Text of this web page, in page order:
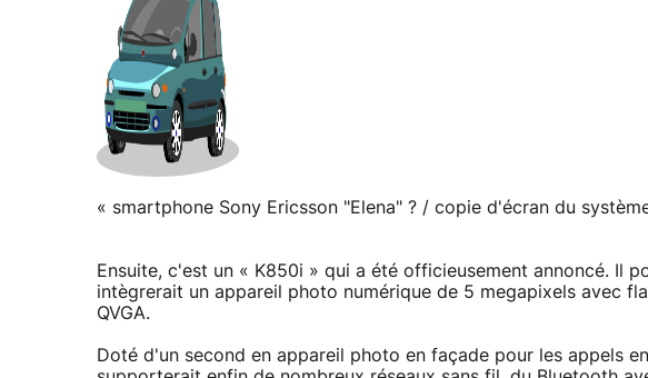
« smartphone Sony Ericsson "Elena" ? / copie d'écran du
Ensuite, c'est un « K850i » qui a été officieusement annoncé. Il
intègrerait un appareil photo numérique de 5 megapixels avec
QVGA.
Doté d'un second en appareil photo en façade pour les appels